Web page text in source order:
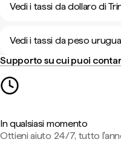
Vedi i tassi da dollaro di
Vedi i tassi da peso
Supporto su cui puoi
In qualsiasi momento
Ottieni aiuto 24/7, tutto